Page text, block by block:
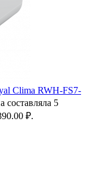
Clima RWH-FS7-
составляла 5
₽.